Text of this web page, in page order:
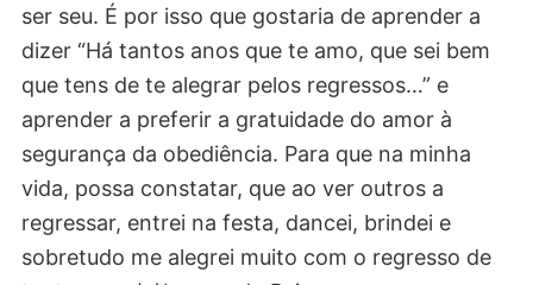
ser seu. É por isso que gostaria de aprender a
dizer “Há tantos anos que te amo, que sei bem
que tens de te alegrar pelos regressos…” e
aprender a preferir a gratuidade do amor à
segurança da obediência. Para que na minha
vida, possa constatar, que ao ver outros a
regressar, entrei na festa, dancei, brindei e
sobretudo me alegrei muito com o regresso de